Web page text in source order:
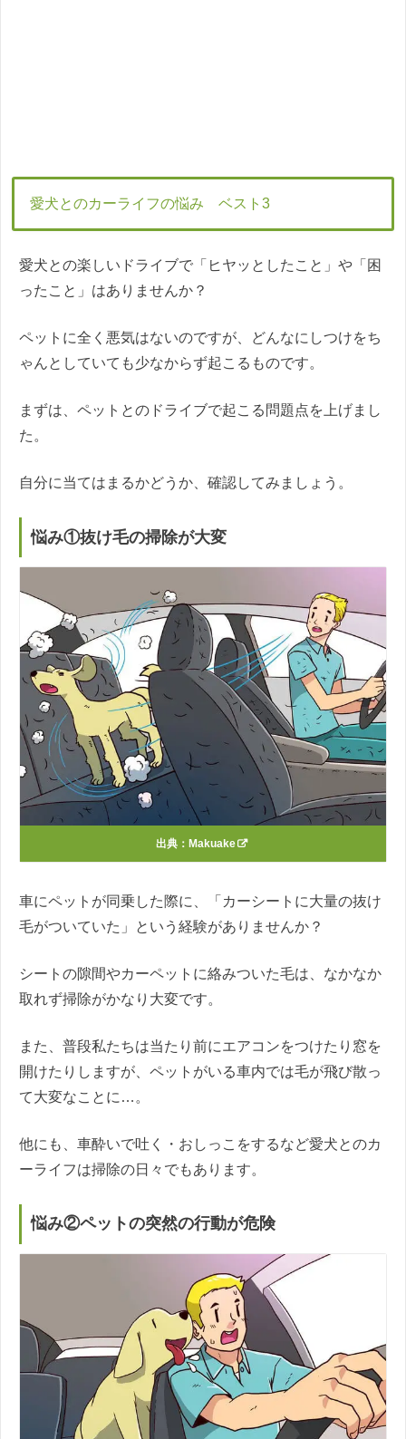
愛犬とのカーライフの悩み ベスト3
愛犬との楽しいドライブで「ヒヤッとしたこと」や「困
ったこと」はありませんか？
ペットに全く悪気はないのですが、どんなにしつけをち
ゃんとしていても少なからず起こるものです。
まずは、ペットとのドライブで起こる問題点を上げまし
た。
自分に当てはまるかどうか、確認してみましょう。
悩み①抜け毛の掃除が大変
出典： Makuake
車にペットが同乗した際に、「カーシートに大量の抜け
毛がついていた」という経験がありませんか？
シートの隙間やカーペットに絡みついた毛は、なかなか
取れず掃除がかなり大変です。
また、普段私たちは当たり前にエアコンをつけたり窓を
開けたりしますが、ペットがいる車内では毛が飛び散っ
て大変なことに…。
他にも、車酔いで吐く・おしっこをするなど愛犬とのカ
ーライフは掃除の日々でもあります。
悩み②ペットの突然の行動が危険